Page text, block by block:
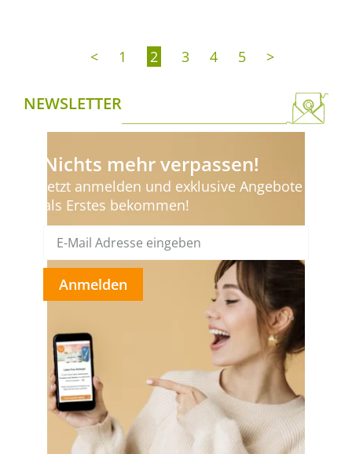
< 1 2 3 4 5 >
NEWSLETTER
Nichts mehr verpassen!
Jetzt anmelden und exklusive Angebote
als Erstes bekommen!
Anmelden